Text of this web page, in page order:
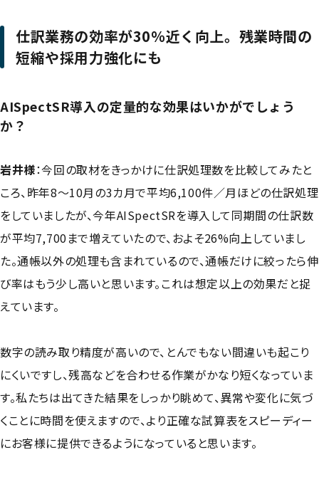
仕訳業務の効率が30％近く向上。残業時間の
短縮や採用力強化にも
AISpectSR導入の定量的な効果はいかがでしょう
か？
岩井様：今回の取材をきっかけに仕訳処理数を比較してみたと
ころ、昨年8〜10月の3カ月で平均6,100件／月ほどの仕訳処理
をしていましたが、今年AISpectSRを導入して同期間の仕訳数
が平均7,700まで増えていたので、およそ26%向上していまし
た。通帳以外の処理も含まれているので、通帳だけに絞ったら伸
び率はもう少し高いと思います。これは想定以上の効果だと捉
えています。
数字の読み取り精度が高いので、とんでもない間違いも起こり
にくいですし、残高などを合わせる作業がかなり短くなっていま
す。私たちは出てきた結果をしっかり眺めて、異常や変化に気づ
くことに時間を使えますので、より正確な試算表をスピーディー
にお客様に提供できるようになっていると思います。